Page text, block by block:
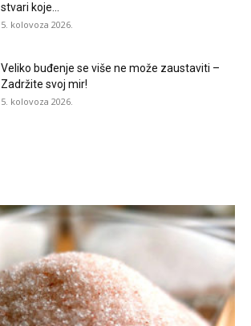
stvari koje...
5. kolovoza 2026.
Veliko buđenje se više ne može zaustaviti –
Zadržite svoj mir!
5. kolovoza 2026.